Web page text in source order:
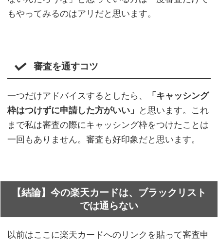
もやってみるのはアリだと思います。
審査を通すコツ
一つだけアドバイスするとしたら、
「キャッシング
枠はつけずに申請した方がいい」
と思います。これ
まで私は審査の際にキャッシング枠をつけたことは
一回もありません。審査も好印象だと思います。
【結論】今の楽天カードは、ブラックリスト
では通らない
以前はここに楽天カードへのリンクを貼って審査申